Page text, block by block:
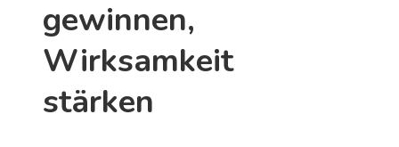
gewinnen,
Wirksamkeit
stärken